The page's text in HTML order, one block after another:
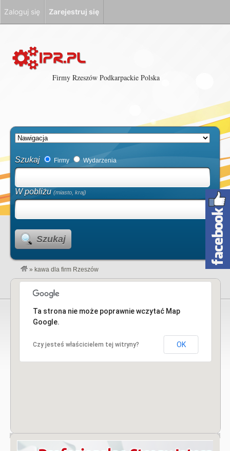
Firmy Rzeszów Podkarpackie Polska
Szukaj Firmy Wydarzenia
W pobliżu (miasto, kraj)
Szukaj
» kawa dla firm Rzeszów
Ta strona nie może poprawnie wczytać Map
Google.
Czy jesteś właścicielem tej witryny? OK
Zaloguj się Zarejestruj się